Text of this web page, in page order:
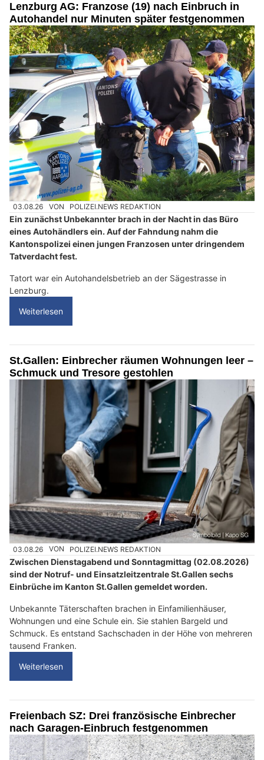
Lenzburg AG: Franzose (19) nach Einbruch in
Autohandel nur Minuten später festgenommen
03.08.26 VON POLIZEI.NEWS REDAKTION
Ein zunächst Unbekannter brach in der Nacht in das Büro
eines Autohändlers ein. Auf der Fahndung nahm die
Kantonspolizei einen jungen Franzosen unter dringendem
Tatverdacht fest.
Tatort war ein Autohandelsbetrieb an der Sägestrasse in
Lenzburg.
Weiterlesen
St.Gallen: Einbrecher räumen Wohnungen leer –
Schmuck und Tresore gestohlen
03.08.26 VON POLIZEI.NEWS REDAKTION
Zwischen Dienstagabend und Sonntagmittag (02.08.2026)
sind der Notruf- und Einsatzleitzentrale St.Gallen sechs
Einbrüche im Kanton St.Gallen gemeldet worden.
Unbekannte Täterschaften brachen in Einfamilienhäuser,
Wohnungen und eine Schule ein. Sie stahlen Bargeld und
Schmuck. Es entstand Sachschaden in der Höhe von mehreren
tausend Franken.
Weiterlesen
Freienbach SZ: Drei französische Einbrecher
nach Garagen-Einbruch festgenommen